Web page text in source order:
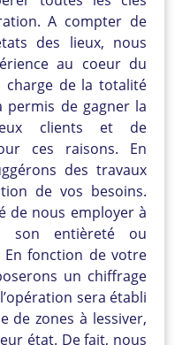
A compter de
des lieux, nous
au coeur du
charge de la totalité
permis de gagner la
clients et de
ces raisons. En
des travaux
de vos besoins.
de nous employer à
son entièreté ou
En fonction de votre
un chiffrage
sera établi
de zones à lessiver,
état. De fait, nous